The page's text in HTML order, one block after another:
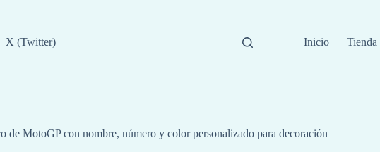
X (Twitter) Inicio Tienda
de MotoGP con nombre, número y color personalizado para decoración